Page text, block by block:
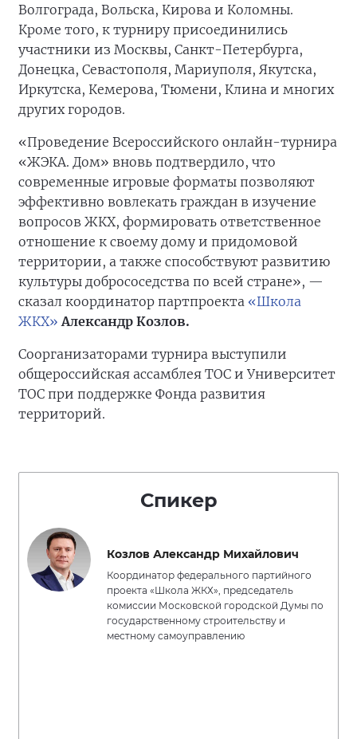
Волгограда, Вольска, Кирова и Коломны.
Кроме того, к турниру присоединились
участники из Москвы, Санкт-Петербурга,
Донецка, Севастополя, Мариуполя, Якутска,
Иркутска, Кемерова, Тюмени, Клина и многих
других городов.
«Проведение Всероссийского онлайн-турнира
«ЖЭКА. Дом» вновь подтвердило, что
современные игровые форматы позволяют
эффективно вовлекать граждан в изучение
вопросов ЖКХ, формировать ответственное
отношение к своему дому и придомовой
территории, а также способствуют развитию
культуры добрососедства по всей стране», —
сказал координатор партпроекта «Школа
ЖКХ» Александр Козлов.
Соорганизаторами турнира выступили
общероссийская ассамблея ТОС и Университет
ТОС при поддержке Фонда развития
территорий.
Спикер
Козлов Александр Михайлович
Координатор федерального партийного
проекта «Школа ЖКХ», председатель
комиссии Московской городской Думы по
государственному строительству и
местному самоуправлению